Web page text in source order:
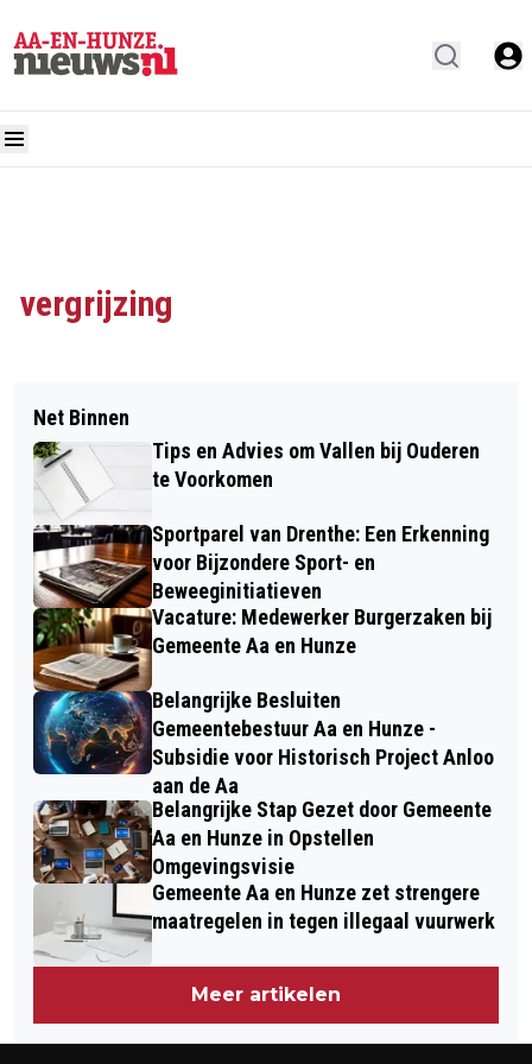
vergrijzing
Net Binnen
Tips en Advies om Vallen bij Ouderen
te Voorkomen
Sportparel van Drenthe: Een Erkenning
voor Bijzondere Sport- en
Beweeginitiatieven
Vacature: Medewerker Burgerzaken bij
Gemeente Aa en Hunze
Belangrijke Besluiten
Gemeentebestuur Aa en Hunze -
Subsidie voor Historisch Project Anloo
aan de Aa
Belangrijke Stap Gezet door Gemeente
Aa en Hunze in Opstellen
Omgevingsvisie
Gemeente Aa en Hunze zet strengere
maatregelen in tegen illegaal vuurwerk
Meer artikelen